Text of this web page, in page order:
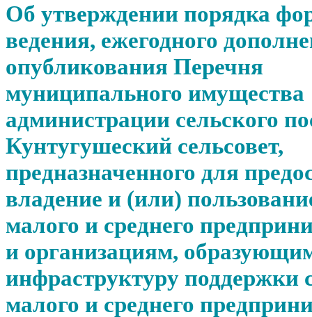
Об утверждении порядка
ведения, ежегодного
опубликования Перечня
муниципального имущества
администрации сельского
Кунтугушеский сельсовет,
предназначенного для
владение и (или)
малого и среднего
и организациям,
инфраструктуру поддержки
малого и среднего